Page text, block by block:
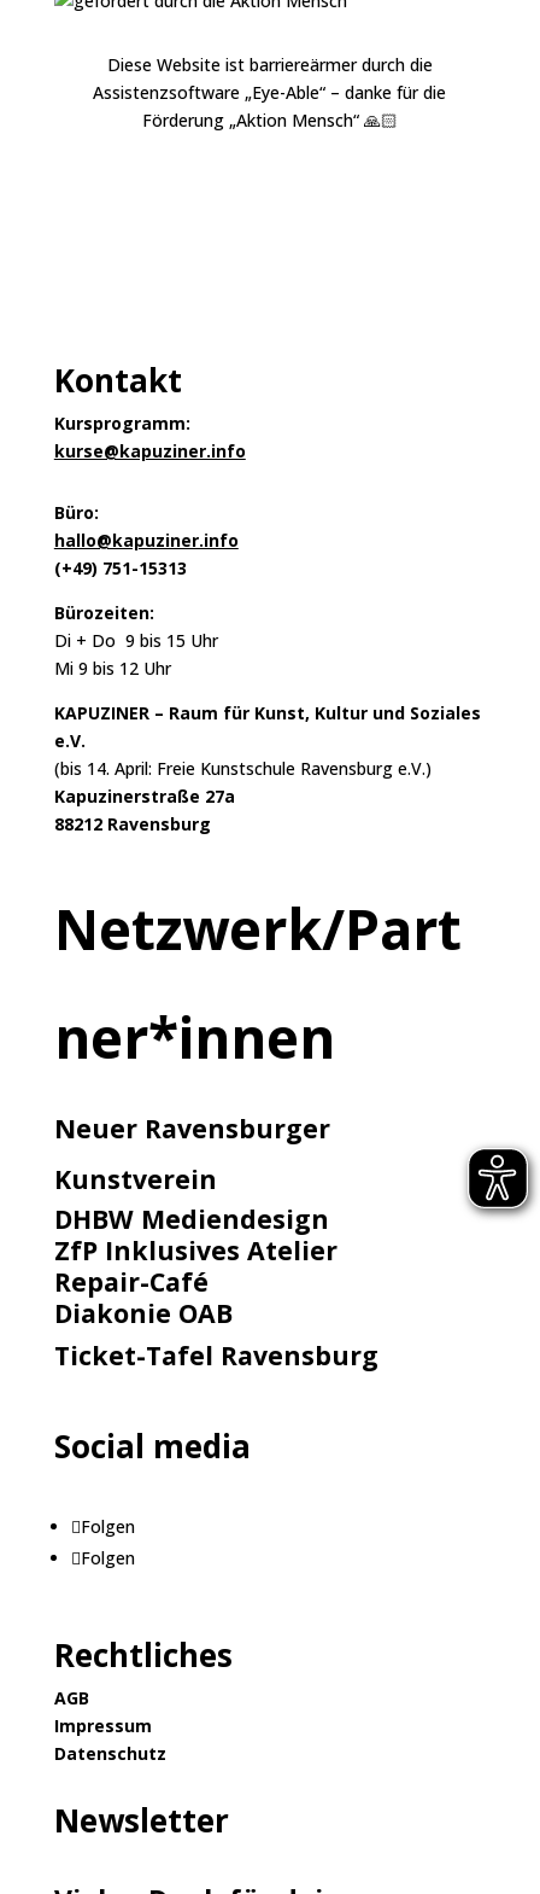
Diese Website ist barriereärmer durch die
Assistenzsoftware „Eye-Able“ – danke für die
Förderung „Aktion Mensch“ 🙏🏻
Kontakt
Kursprogramm:
kurse@kapuziner.info
Büro:
hallo@kapuziner.info
(+49) 751-15313
Bürozeiten:
Di + Do 9 bis 15 Uhr
Mi 9 bis 12 Uhr
KAPUZINER – Raum für Kunst, Kultur und Soziales
e.V.
(bis 14. April: Freie Kunstschule Ravensburg e.V.)
Kapuzinerstraße 27a
88212 Ravensburg
Netzwerk/Part
ner*innen
Neuer Ravensburger
Kunstverein
DHBW Mediendesign
ZfP Inklusives Atelier
Repair-Café
Diakonie OAB
Ticket-Tafel Ravensburg
Social media
Folgen
Folgen
Rechtliches
AGB
Impressum
Datenschutz
Newsletter